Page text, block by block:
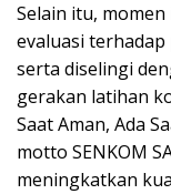
Selain itu,
evaluasi
serta diselingi
gerakan latihan
Saat Aman, Ada
motto SENKOM
meningkatkan